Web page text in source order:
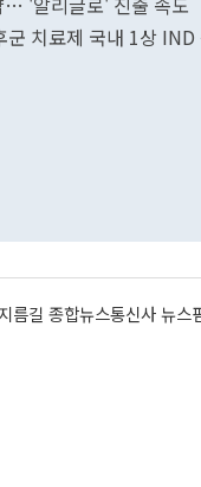
군 치료제 국내 1상 IND
름길 종합뉴스통신사 뉴